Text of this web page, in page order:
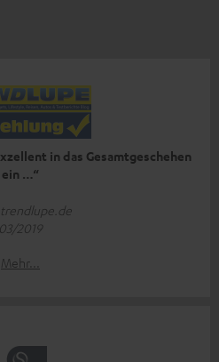
in das Gesamtgeschehen
ein …“
03/2019
Mehr...